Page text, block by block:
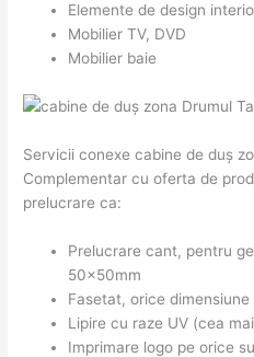
Elemente de design
Mobilier TV, DVD
Mobilier baie
Servicii conexe cabine de duș
Complementar cu oferta de
prelucrare ca:
Prelucrare cant, pentru
50x50mm
Fasetat, orice dimensiune
Lipire cu raze UV (cea
Imprimare logo pe orice